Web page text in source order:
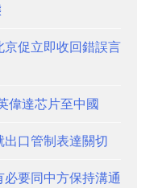
促立即收回錯誤言
偉達芯片至中國
口管制表達關切
要同中方保持溝通